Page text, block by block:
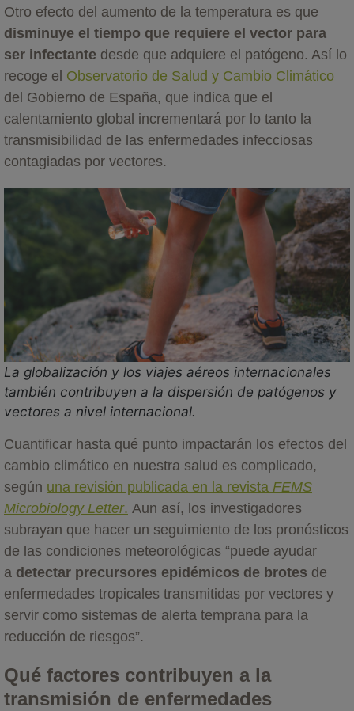
Otro efecto del aumento de la temperatura es que
disminuye el tiempo que requiere el vector para
ser infectante desde que adquiere el patógeno. Así lo
recoge el Observatorio de Salud y Cambio Climático
del Gobierno de España, que indica que el
calentamiento global incrementará por lo tanto la
transmisibilidad de las enfermedades infecciosas
contagiadas por vectores.
La globalización y los viajes aéreos internacionales
también contribuyen a la dispersión de patógenos y
vectores a nivel internacional.
Cuantificar hasta qué punto impactarán los efectos del
cambio climático en nuestra salud es complicado,
según una revisión publicada en la revista FEMS
Microbiology Letter. Aun así, los investigadores
subrayan que hacer un seguimiento de los pronósticos
de las condiciones meteorológicas “puede ayudar
a detectar precursores epidémicos de brotes de
enfermedades tropicales transmitidas por vectores y
servir como sistemas de alerta temprana para la
reducción de riesgos”.
Qué factores contribuyen a la
transmisión de enfermedades